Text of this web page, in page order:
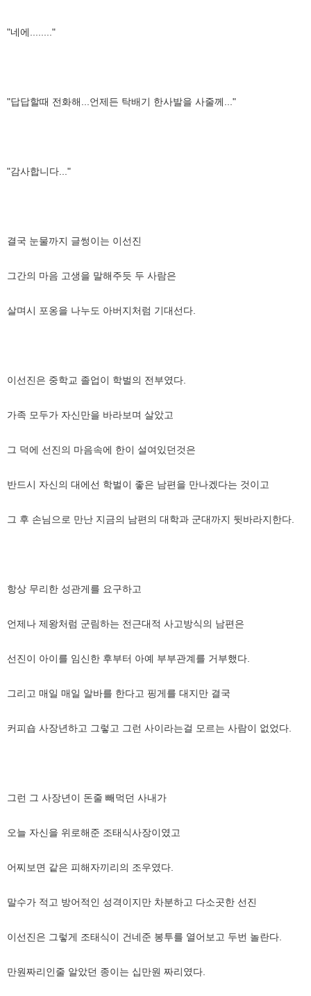
"네에........"
"답답할때 전화해...언제든 탁배기 한사발을 사줄께..."
"감사합니다..."
결국 눈물까지 글썽이는 이선진
그간의 마음 고생을 말해주듯 두 사람은
살며시 포옹을 나누도 아버지처럼 기대선다.
이선진은 중학교 졸업이 학벌의 전부였다.
가족 모두가 자신만을 바라보며 살았고
그 덕에 선진의 마음속에 한이 설여있던것은
반드시 자신의 대에선 학벌이 좋은 남편을 만나겠다는 것이고
그 후 손님으로 만난 지금의 남편의 대학과 군대까지 뒷바라지한다.
항상 무리한 성관게를 요구하고
언제나 제왕처럼 군림하는 전근대적 사고방식의 남편은
선진이 아이를 임신한 후부터 아예 부부관계를 거부했다.
그리고 매일 매일 알바를 한다고 핑게를 대지만 결국
커피숍 사장년하고 그렇고 그런 사이라는걸 모르는 사람이 없었다.
그런 그 사장년이 돈줄 빼먹던 사내가
오늘 자신을 위로해준 조태식사장이였고
어찌보면 같은 피해자끼리의 조우였다.
말수가 적고 방어적인 성격이지만 차분하고 다소곳한 선진
이선진은 그렇게 조태식이 건네준 봉투를 열어보고 두번 놀란다.
만원짜리인줄 알았던 종이는 십만원 짜리였다.